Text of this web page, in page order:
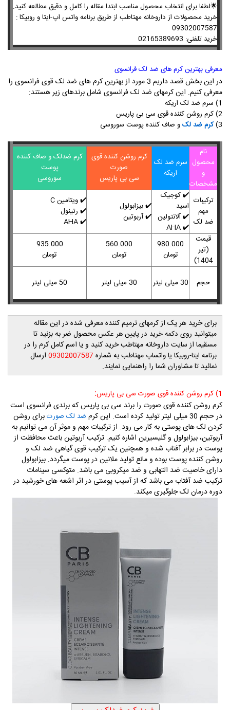
🌟لطفا برای انتخاب محصول مناسب ابتدا مقاله را کامل و دقیق مطالعه کنید.
خرید محصولات از داروخانه مهتاطب از طریق برنامه واتس اپ-ایتا و روبیکا :
09302007587
خرید تلفنی: 02165389693
معرفی بهترین کرم های ضد لک فرانسوی
در این بخش قصد داریم 3 مورد از بهترین کرم های ضد لک قوی فرانسوی را
معرفی کنیم. این کرمهای ضد لک فرانسوی شامل برندهای زیر هستند:
1) سرم ضد لک اریکه
2) کرم روشن کننده قوی سی بی پاریس
3) کرم ضد لکو صاف کننده پوست سوروسی
نام
محصول
و
مشخصات
سرم ضد لک
اریکه
کرم روشن کننده قوی
صورت
سی بی پاریس
کرم ضدلک و صاف کننده
پوست
سوروسی
ترکیبات
مهم
ضد لک
✔️ کوجیک
اسید
✔️ آلانتولین
✔️ AHA
✔️ بیزابولول
✔️ آربوتین
✔️ ویتامین C
✔️ رتینول
✔️ AHA
قیمت
(تیر
1404)
980.000
تومان
560.000
تومان
935.000
تومان
حجم 30 میلی لیتر 30 میلی لیتر 50 میلی لیتر
برای خرید هر یک از کرمهای ترمیم کننده معرفی شده در این مقاله
میتوانید روی دکمه خرید در پایین هر عکسمحصول ضر به بزنید تا
مسقیما از سایت داروخانه مهتاطب خرید کنید و یا اسم کامل کرم را در
برنامه ایتا-روبیکا یا واتساپ مهتاطب به شماره 09302007587 ارسال
نمائید تا مشاوران شما را راهنمایی نمایند.
1) کرم روشن کننده قوی صورت سی بی پاریس:
کرم روشن کننده قوی صورت را برند سی بی پاریس که برندی فرانسوی است
در حجم 30 میلی لیتر تولید کرده است. این کرم
ضد لک صورتبرای روشن
کردن لک های پوستی به کار می رود. از ترکیبات مهم و موثر آن می توانیم به
آربوتین، بیزابولول و گلیسیرین اشاره کنیم. ترکیبآربوتینباعثمحافظت از
پوست در برابر آفتاب شده و همچنین یک ترکیب قوی گیاهی ضد لک و
روشن کننده پوست بوده و مانع تولید ملانین در پوست میگردد. بیزابولول
دارای خاصیت ضد التهابی و ضد میکروبی می باشد. متوکسی سینامات
ترکیب ضد آفتاب می باشد که از آسیب پوستی در اثر اشعه های خورشید در
دوره درمان لک جلوگیری میکند.